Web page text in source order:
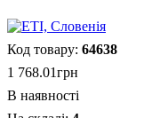
64638
1 768.01грн
В наявності